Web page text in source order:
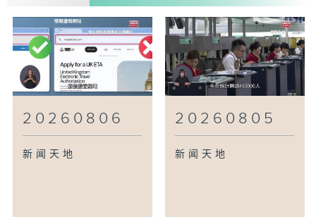
20260806
新闻天地
20260805
新闻天地